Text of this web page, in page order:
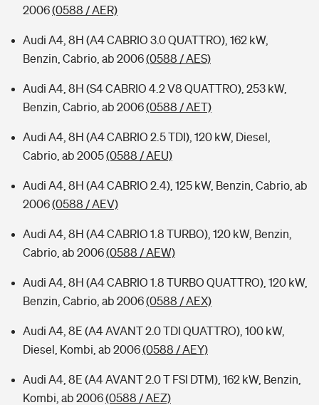
2006(0588 / AER)
Audi A4, 8H (A4 CABRIO 3.0 QUATTRO), 162 kW,
Benzin, Cabrio, ab 2006(0588 / AES)
Audi A4, 8H (S4 CABRIO 4.2 V8 QUATTRO), 253 kW,
Benzin, Cabrio, ab 2006(0588 / AET)
Audi A4, 8H (A4 CABRIO 2.5 TDI), 120 kW, Diesel,
Cabrio, ab 2005(0588 / AEU)
Audi A4, 8H (A4 CABRIO 2.4), 125 kW, Benzin, Cabrio, ab
2006(0588 / AEV)
Audi A4, 8H (A4 CABRIO 1.8 TURBO), 120 kW, Benzin,
Cabrio, ab 2006(0588 / AEW)
Audi A4, 8H (A4 CABRIO 1.8 TURBO QUATTRO), 120 kW,
Benzin, Cabrio, ab 2006(0588 / AEX)
Audi A4, 8E (A4 AVANT 2.0 TDI QUATTRO), 100 kW,
Diesel, Kombi, ab 2006(0588 / AEY)
Audi A4, 8E (A4 AVANT 2.0 T FSI DTM), 162 kW, Benzin,
Kombi, ab 2006(0588 / AEZ)